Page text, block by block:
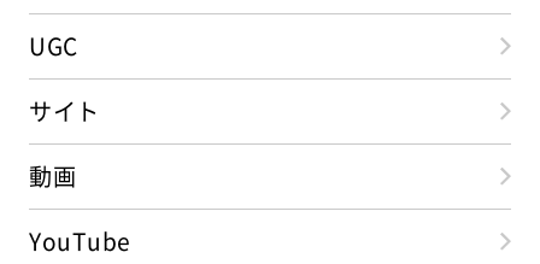
UGC
サイト
動画
YouTube